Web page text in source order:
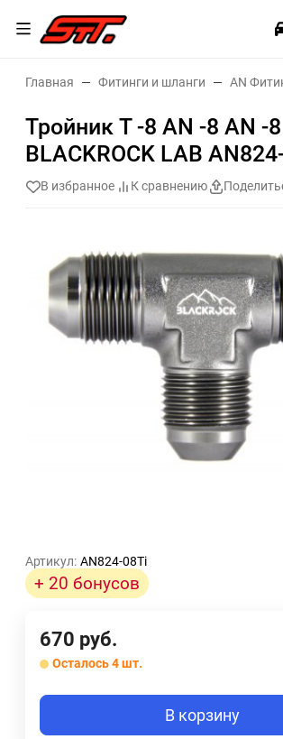
Главная Фитинги и шланги AN
Тройник T -8 AN -8 AN -
BLACKROCK LAB
В избранное К сравнению
Артикул: AN824-08Ti
+ 20 бонусов
670 руб.
Осталось 4 шт.
В корзину